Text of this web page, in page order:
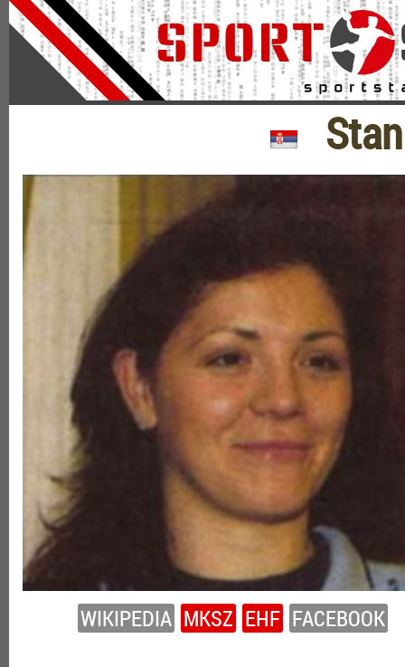
WIKIPEDIA MKSZ EHF FACEBOOK